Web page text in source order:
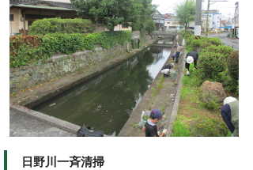
日野川一斉清掃